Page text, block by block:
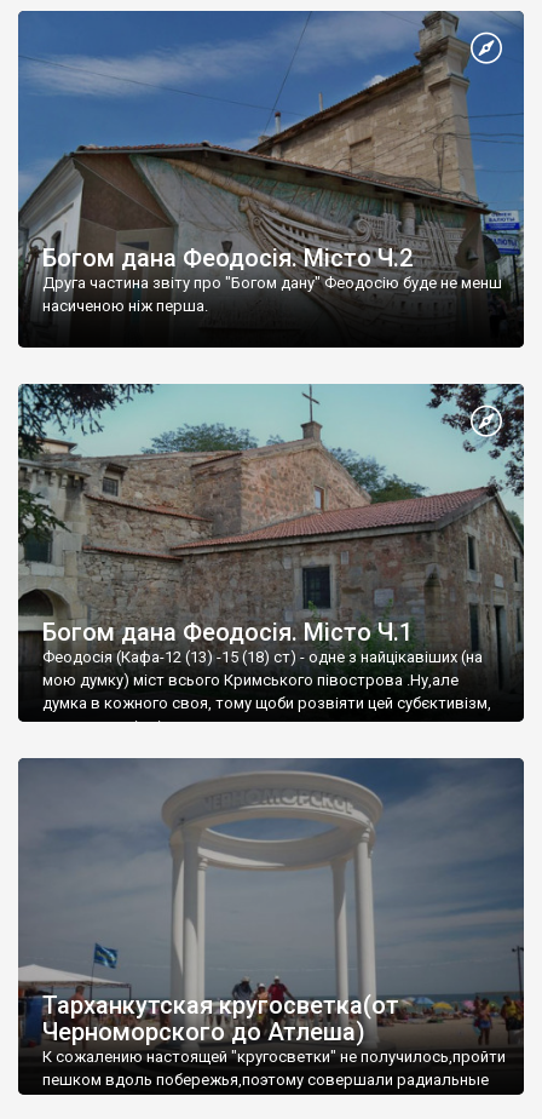
Богом дана Феодосія. Місто Ч.2
Друга частина звіту про "Богом дану" Феодосію буде не менш
насиченою ніж перша.
Богом дана Феодосія. Місто Ч.1
Феодосія (Кафа-12 (13) -15 (18) ст) - одне з найцікавіших (на
мою думку) міст всього Кримського півострова .Ну,але
думка в кожного своя, тому щоби розвіяти цей субєктивізм,
запрошую відвідати це
Тарханкутская кругосветка(от
Черноморского до Атлеша)
К сожалению настоящей "кругосветки" не получилось,пройти
пешком вдоль побережья,поэтому совершали радиальные